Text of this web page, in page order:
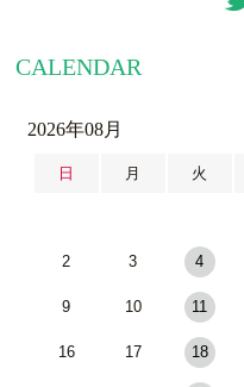
CALENDAR
2026年08月
日 月 火
2 3 4
9 10 11
16 17 18